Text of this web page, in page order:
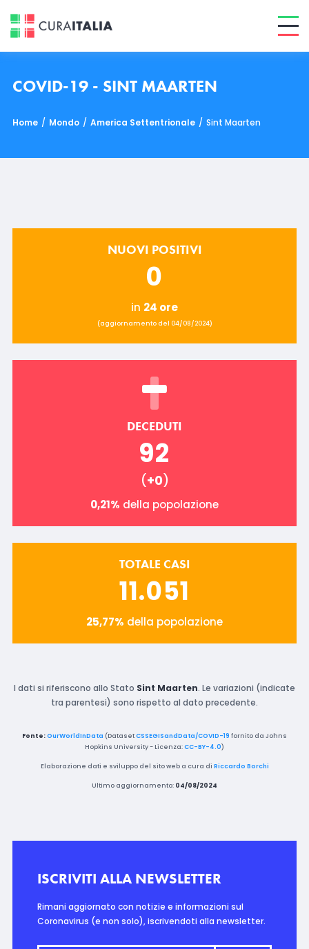
COVID-19 - SINT MAARTEN
Home / Mondo / America Settentrionale / Sint Maarten
NUOVI POSITIVI
0
in 24 ore
(aggiornamento del 04/08/2024)
DECEDUTI
92
(+0)
0,21% della popolazione
TOTALE CASI
11.051
25,77% della popolazione
I dati si riferiscono allo Stato Sint Maarten. Le variazioni (indicate
tra parentesi) sono rispetto al dato precedente.
Fonte:OurWorldInData (DatasetCSSEGISandData/COVID-19 fornito da Johns
Hopkins University - Licenza:CC-BY-4.0)
Elaborazione dati e sviluppo del sito web a cura di Riccardo Borchi
Ultimo aggiornamento: 04/08/2024
ISCRIVITI ALLA NEWSLETTER
Rimani aggiornato con notizie e informazioni sul
Coronavirus (e non solo), iscrivendoti alla newsletter.